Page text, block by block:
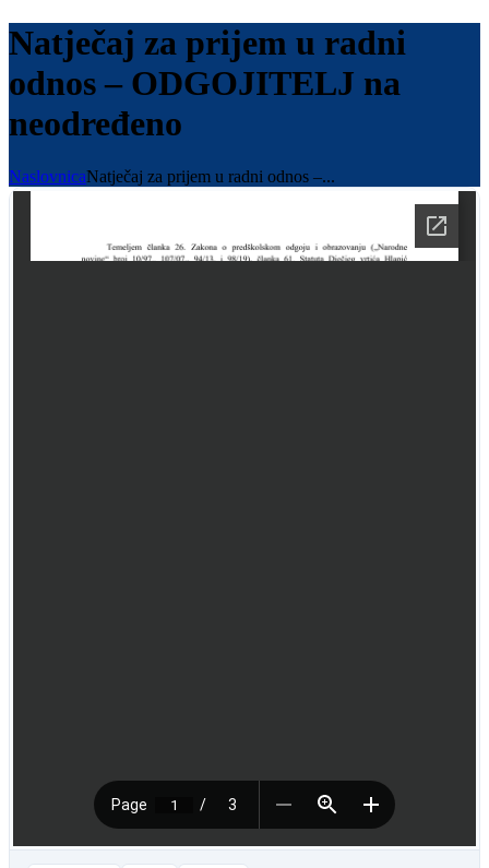
Natječaj za prijem u radni
odnos – ODGOJITELJ na
neodređeno
NaslovnicaNatječaj za prijem u radni odnos –...